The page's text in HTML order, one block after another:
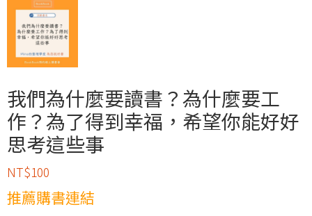
我們為什麼要讀書？為什麼要工
作？為了得到幸福，希望你能好好
思考這些事
NT$100
推薦購書連結